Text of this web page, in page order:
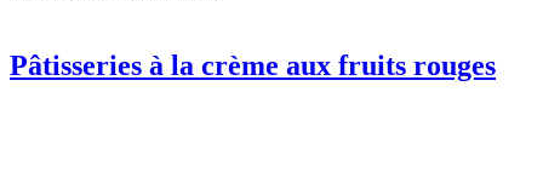
Pâtisseries à la crème aux fruits rouges